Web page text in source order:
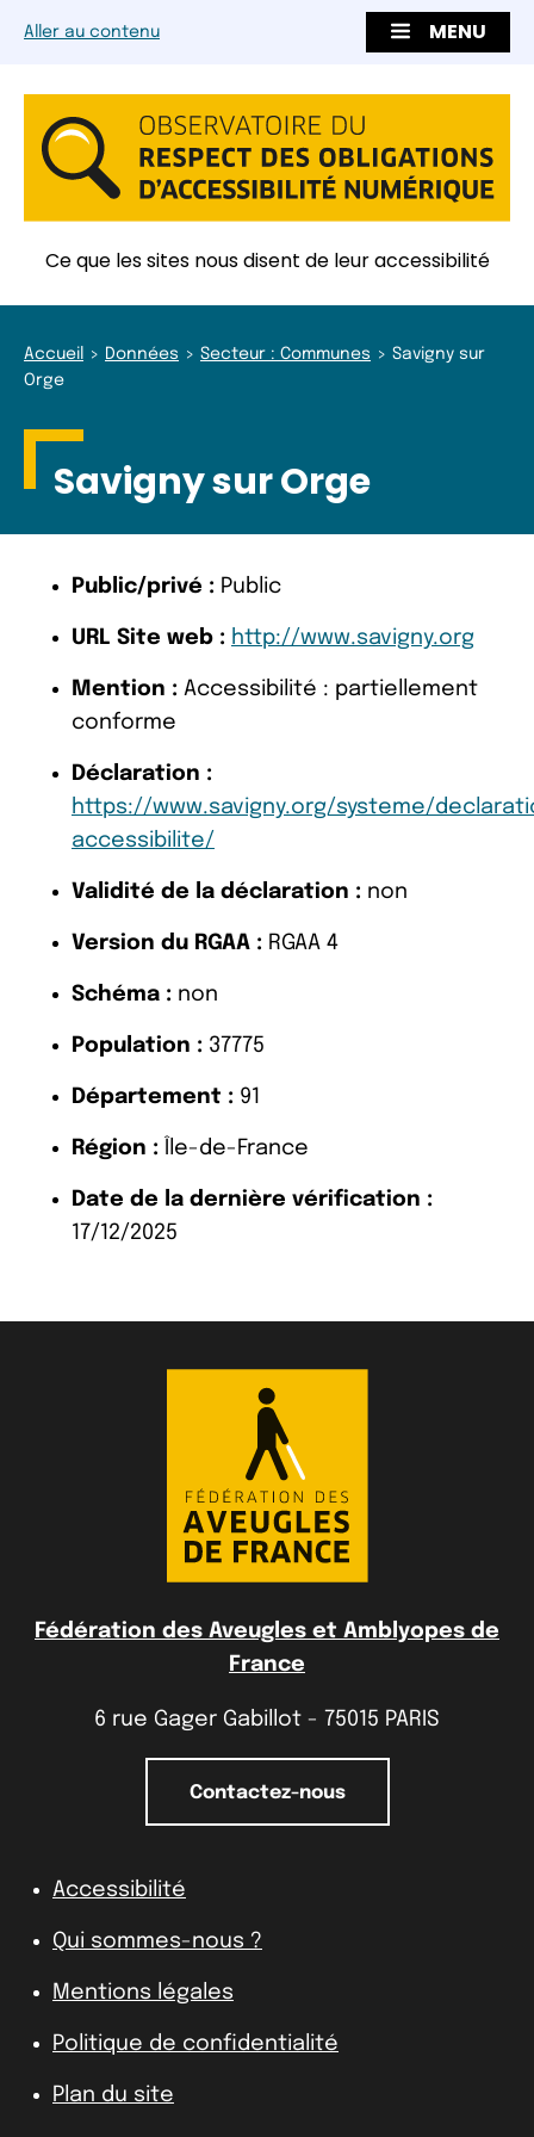
Aller au contenu MENU
Ce que les sites nous disent de leur accessibilité
Accueil Données Secteur : Communes
Savigny sur
Orge
Savigny sur Orge
Public/privé : Public
URL Site web : http://www.savigny.org
Mention : Accessibilité : partiellement
conforme
Déclaration :
https://www.savigny.org/systeme/
accessibilite/
Validité de la déclaration : non
Version du RGAA : RGAA 4
Schéma : non
Population : 37775
Département : 91
Région : Île-de-France
Date de la dernière vérification :
17/12/2025
Fédération des Aveugles et Amblyopes de
France
6 rue Gager Gabillot - 75015 PARIS
Contactez-nous
Accessibilité
Qui sommes-nous ?
Mentions légales
Politique de confidentialité
Plan du site